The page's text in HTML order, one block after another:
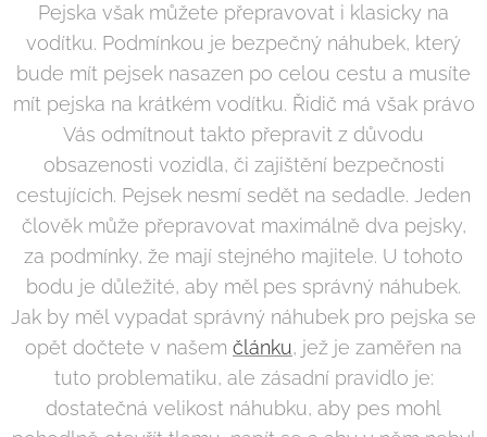
Pejska však můžete přepravovat i klasicky na
vodítku. Podmínkou je bezpečný náhubek, který
bude mít pejsek nasazen po celou cestu a musíte
mít pejska na krátkém vodítku. Řidič má však právo
Vás odmítnout takto přepravit z důvodu
obsazenosti vozidla, či zajištění bezpečnosti
cestujících. Pejsek nesmí sedět na sedadle. Jeden
člověk může přepravovat maximálně dva pejsky,
za podmínky, že mají stejného majitele. U tohoto
bodu je důležité, aby měl pes správný náhubek.
Jak by měl vypadat správný náhubek pro pejska se
opět dočtete v našem článku, jež je zaměřen na
tuto problematiku, ale zásadní pravidlo je:
dostatečná velikost náhubku, aby pes mohl